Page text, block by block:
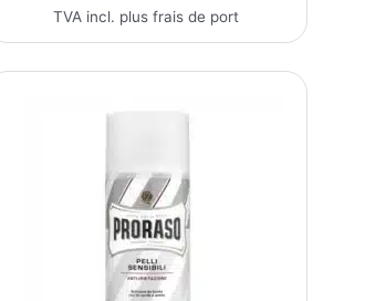
40.00CHF.
TVA incl. plusfrais de port